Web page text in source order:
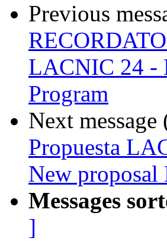
Previous
LACNIC 24 -
Program
Next
Propuesta
New
Messages
]